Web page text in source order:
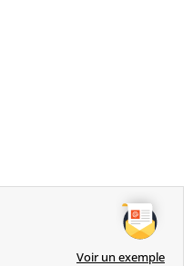
Voir un exemple